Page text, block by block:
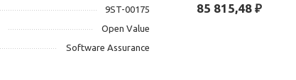
9ST-00175
Open Value
Software Assurance
85 815,48 ₽